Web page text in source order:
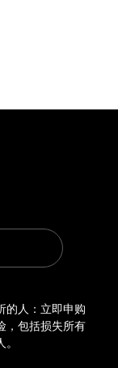
的人：立即申购
，包括损失所有